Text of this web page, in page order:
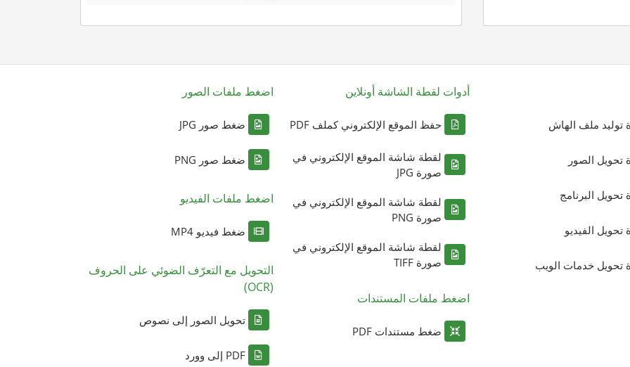
توليد ملف الهاش
تحويل الصور
تحويل البرنامج
تحويل الفيديو
تحويل خدمات الويب
أدوات لقطة الشاشة أونلاين
حفظ الموقع الإلكتروني كملف PDF
لقطة شاشة الموقع الإلكتروني في
صورة JPG
لقطة شاشة الموقع الإلكتروني في
صورة PNG
لقطة شاشة الموقع الإلكتروني في
صورة TIFF
اضغط ملفات المستندات
ضغط مستندات PDF
اضغط ملفات الصور
ضغط صور JPG
ضغط صور PNG
اضغط ملفات الفيديو
ضغط فيديو MP4
التحويل مع التعرّف الضوئي على الحروف
(OCR)
تحويل الصور إلى نصوص
PDF إلى وورد